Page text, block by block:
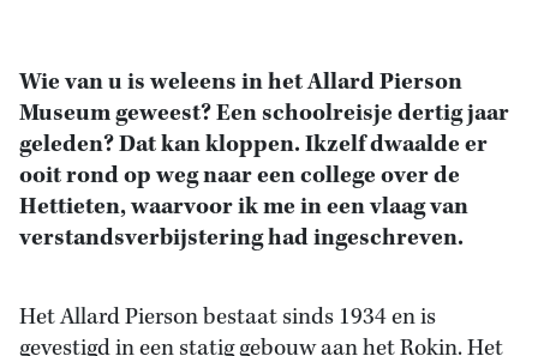
Wie van u is weleens in het Allard Pierson
Museum geweest? Een schoolreisje dertig jaar
geleden? Dat kan kloppen. Ikzelf dwaalde er
ooit rond op weg naar een college over de
Hettieten, waarvoor ik me in een vlaag van
verstandsverbijstering had ingeschreven.
Het Allard Pierson bestaat sinds 1934 en is
gevestigd in een statig gebouw aan het Rokin. Het